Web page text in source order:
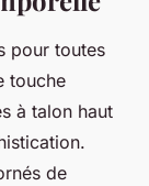
pour toutes
touche
à talon haut
de